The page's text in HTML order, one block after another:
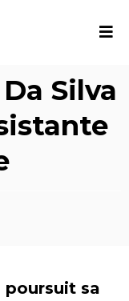
Silva
poursuit sa